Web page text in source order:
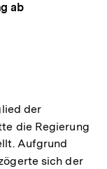
ab
der
Link:
die Regierung
Aufgrund
sich der